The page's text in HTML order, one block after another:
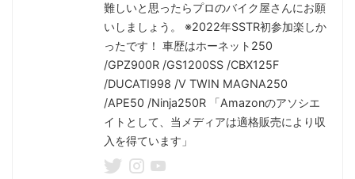
難しいと思ったらプロのバイク屋さんにお願
いしましょう。 ※2022年SSTR初参加楽しか
ったです！ 車歴はホーネット250
/GPZ900R /GS1200SS /CBX125F
/DUCATI998 /V TWIN MAGNA250
/APE50 /Ninja250R 「Amazonのアソシエ
イトとして、当メディアは適格販売により収
入を得ています」